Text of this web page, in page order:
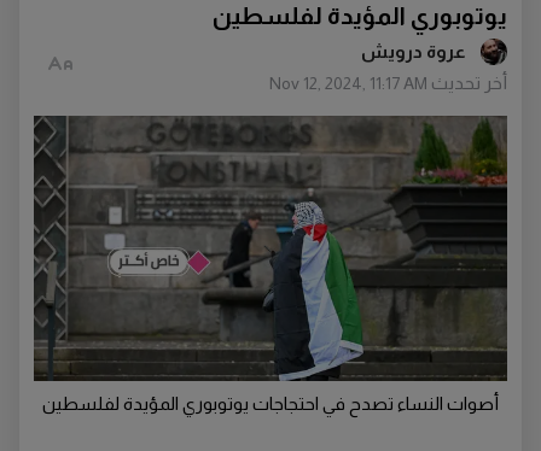
عروة درويش
أخر تحديث Nov 12, 2024, 11:17 AM
يوتوبوري المؤيدة لفلسطين
أصوات النساء تصدح في احتجاجات يوتوبوري المؤيدة لفلسطين